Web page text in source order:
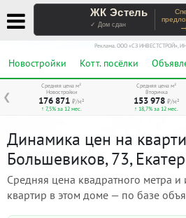
ЖК Эстель
✓ Дом сдан
Реклама. ООО «СЗ ИНВЕСТСТРОЙ»,
Новостройки Котт. посёлки
❮
Средняя цена м²
Новостройки
176 871 ₽/м²
↑ 7,5% за 12 мес.
Средняя цена м²
Вторичка
153 978 ₽/м²
↑ 18,7% за 12 мес.
Динамика цен на
Большевиков, 73,
Средняя цена квадратного метра
квартир в этом доме — по базе